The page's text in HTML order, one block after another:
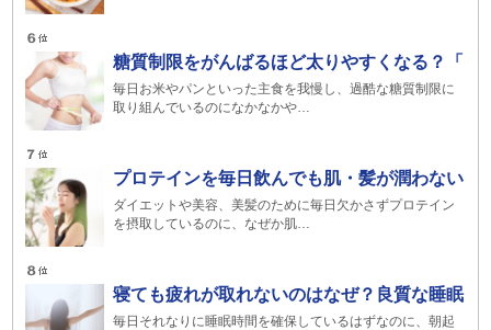
糖質制限をがんばるほど太りやすくなる？「
毎日お米やパンといった主食を我慢し、過酷な糖質制限に
取り組んでいるのになかなかや…
プロテインを毎日飲んでも肌・髪が潤わない
ダイエットや美容、美髪のために毎日欠かさずプロテイン
を摂取しているのに、なぜか肌…
寝ても疲れが取れないのはなぜ？良質な睡眠
毎日それなりに睡眠時間を確保しているはずなのに、朝起